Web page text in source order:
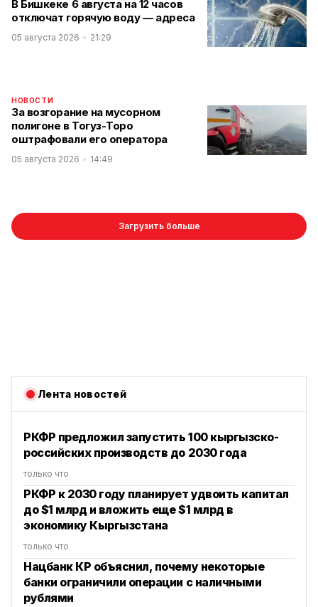
В Бишкеке 6 августа на 12 часов
отключат горячую воду — адреса
05 августа 2026 21:29
НОВОСТИ
За возгорание на мусорном
полигоне в Тогуз-Торо
оштрафовали его оператора
05 августа 2026 14:49
Загрузить больше
Лента новостей
РКФР предложил запустить 100 кыргызско-
российских производств до 2030 года
только что
РКФР к 2030 году планирует удвоить капитал
до $1 млрд и вложить еще $1 млрд в
экономику Кыргызстана
только что
Нацбанк КР объяснил, почему некоторые
банки ограничили операции с наличными
рублями